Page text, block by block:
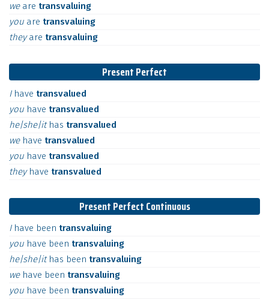
we are transvaluing
you are transvaluing
theyare transvaluing
Present Perfect
I have transvalued
you have transvalued
he|she|it has transvalued
we have transvalued
you have transvalued
they have transvalued
Present Perfect Continuous
I have been transvaluing
you have been transvaluing
he|she|it has been transvaluing
we have been transvaluing
you have been transvaluing